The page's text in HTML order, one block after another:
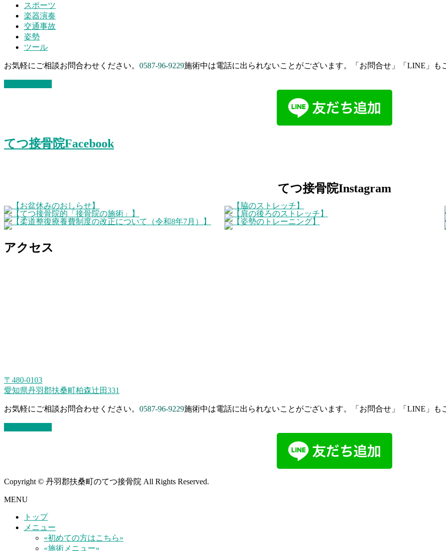
スポーツ
楽器演奏
交通事故
姿勢
ツール
お気軽にご相談お問合わせください。 0587-96-9229施術中は電話に出られないことがございます。「お問合せ」「LINE」も
てつ接骨院Facebook
てつ接骨院Instagram
アクセス
〒480-0103
愛知県丹羽郡扶桑町柏森辻田331
お気軽にご相談お問合わせください。 0587-96-9229施術中は電話に出られないことがございます。「お問合せ」「LINE」も
Copyright © 丹羽郡扶桑町のてつ接骨院 All Rights Reserved.
MENU
トップ
メニュー
«初めての方はこちら»
«施術メニュー»